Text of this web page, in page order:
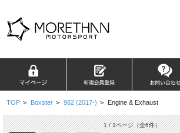
TOP > Boxster > 982 (2017-) > Engine & Exhaust
1 / 1ページ（全6件）